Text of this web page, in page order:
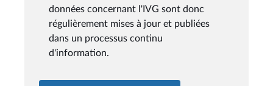
données concernant l'IVG sont donc
régulièrement mises à jour et publiées
dans un processus continu
d'information.